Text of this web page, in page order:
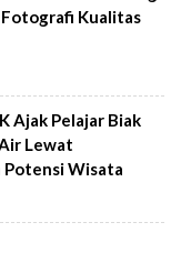
Kualitas
Ajak Pelajar Biak
Lewat
Potensi Wisata